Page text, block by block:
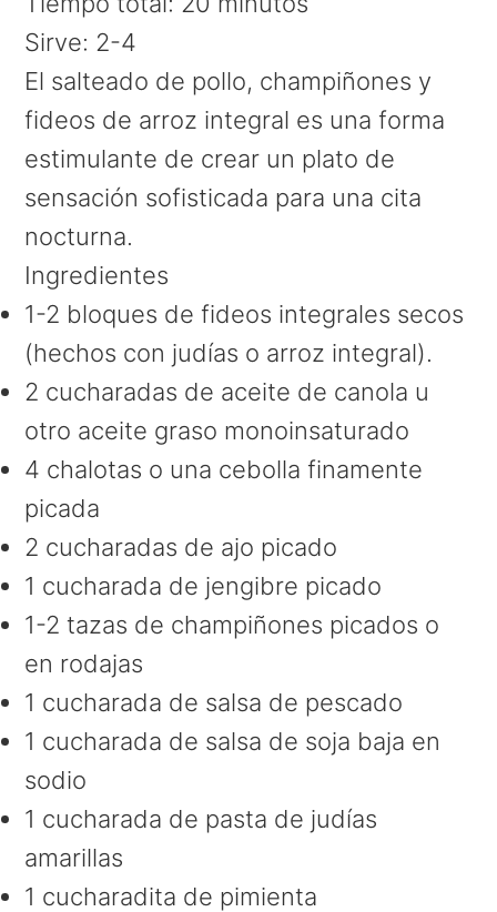
Sirve: 2-4
El salteado de pollo, champiñones y
fideos de arroz integral es una forma
estimulante de crear un plato de
sensación sofisticada para una cita
nocturna.
Ingredientes
1-2 bloques de fideos integrales secos
(hechos con judías o arroz integral).
2 cucharadas de aceite de canola u
otro aceite graso monoinsaturado
4 chalotas o una cebolla finamente
picada
2 cucharadas de ajo picado
1 cucharada de jengibre picado
1-2 tazas de champiñones picados o
en rodajas
1 cucharada de salsa de pescado
1 cucharada de salsa de soja baja en
sodio
1 cucharada de pasta de judías
amarillas
1 cucharadita de pimienta